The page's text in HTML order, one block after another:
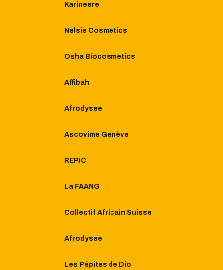
Karineere
Nelsie Cosmetics
Osha Biocosmetics
Affibah
Afrodysee
Ascovime Genève
REPIC
La FAANG
Collectif Africain Suisse
Afrodysee
Les Pépites de Dio